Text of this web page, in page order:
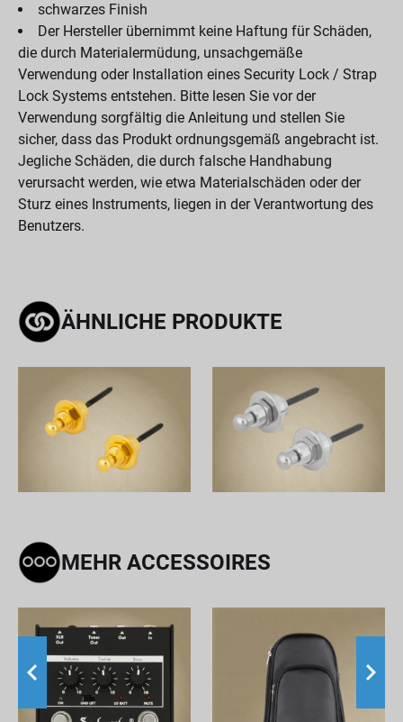
schwarzes Finish
Der Hersteller übernimmt keine Haftung für Schäden,
die durch Materialermüdung, unsachgemäße
Verwendung oder Installation eines Security Lock / Strap
Lock Systems entstehen. Bitte lesen Sie vor der
Verwendung sorgfältig die Anleitung und stellen Sie
sicher, dass das Produkt ordnungsgemäß angebracht ist.
Jegliche Schäden, die durch falsche Handhabung
verursacht werden, wie etwa Materialschäden oder der
Sturz eines Instruments, liegen in der Verantwortung des
Benutzers.
ÄHNLICHE PRODUKTE
MEHR ACCESSOIRES